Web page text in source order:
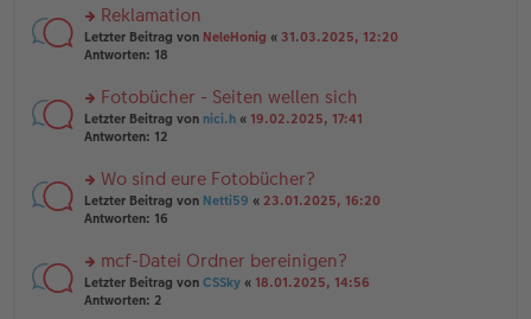
tr
a
g
e
n
er
tr
a
g
n
g
el
e
n
er
tr
a
g
rs
te
n
g
el
e
n
er
tr
a
g
Reklamation
Letzter Beitrag von NeleHonig « 31.03.2025, 12:20
Antworten: 18
rs
te
n
g
el
e
n
er
Fotobücher - Seiten wellen sich
Letzter Beitrag von nici.h « 19.02.2025, 17:41
Antworten: 12
rs
te
n
g
el
Wo sind eure Fotobücher?
Letzter Beitrag von Netti59 « 23.01.2025, 16:20
Antworten: 16
rs
te
mcf-Datei Ordner bereinigen?
Letzter Beitrag von CSSky « 18.01.2025, 14:56
Antworten: 2